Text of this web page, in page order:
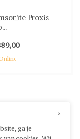
Proxis
×
ga je